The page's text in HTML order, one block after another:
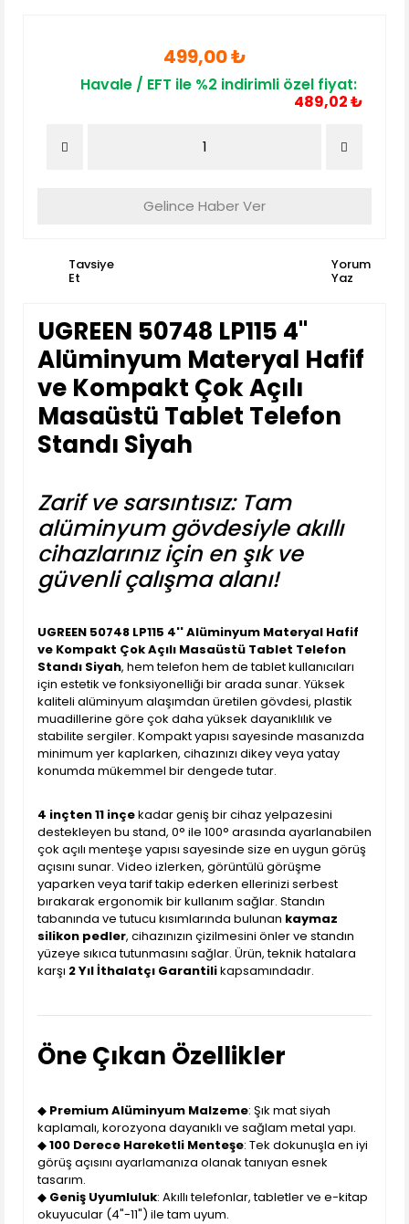
499,00 ₺
Havale / EFT ile %2 indirimli özel fiyat:
489,02 ₺
Gelince Haber Ver
Tavsiye
Et
Yorum
Yaz
UGREEN 50748 LP115 4''
Alüminyum Materyal Hafif
ve Kompakt Çok Açılı
Masaüstü Tablet Telefon
Standı Siyah
Zarif ve sarsıntısız: Tam
alüminyum gövdesiyle akıllı
cihazlarınız için en şık ve
güvenli çalışma alanı!
UGREEN 50748 LP115 4'' Alüminyum Materyal Hafif
ve Kompakt Çok Açılı Masaüstü Tablet Telefon
Standı Siyah, hem telefon hem de tablet kullanıcıları
için estetik ve fonksiyonelliği bir arada sunar. Yüksek
kaliteli alüminyum alaşımdan üretilen gövdesi, plastik
muadillerine göre çok daha yüksek dayanıklılık ve
stabilite sergiler. Kompakt yapısı sayesinde masanızda
minimum yer kaplarken, cihazınızı dikey veya yatay
konumda mükemmel bir dengede tutar.
4 inçten 11 inçekadar geniş bir cihaz yelpazesini
destekleyen bu stand, 0° ile 100° arasında ayarlanabilen
çok açılı menteşe yapısı sayesinde size en uygun görüş
açısını sunar. Video izlerken, görüntülü görüşme
yaparken veya tarif takip ederken ellerinizi serbest
bırakarak ergonomik bir kullanım sağlar. Standın
tabanında ve tutucu kısımlarında bulunan kaymaz
silikon pedler, cihazınızın çizilmesini önler ve standın
yüzeye sıkıca tutunmasını sağlar. Ürün, teknik hatalara
karşı 2 Yıl İthalatçı Garantilikapsamındadır.
Öne Çıkan Özellikler
◆ Premium Alüminyum Malzeme: Şık mat siyah
kaplamalı, korozyona dayanıklı ve sağlam metal yapı.
◆100 Derece Hareketli Menteşe: Tek dokunuşla en iyi
görüş açısını ayarlamanıza olanak tanıyan esnek
tasarım.
◆ Geniş Uyumluluk: Akıllı telefonlar, tabletler ve e-kitap
okuyucular (4"-11") ile tam uyum.